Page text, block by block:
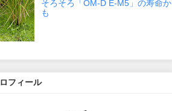
そろそろ「OM-D E-M5」の寿命か
も
フィール